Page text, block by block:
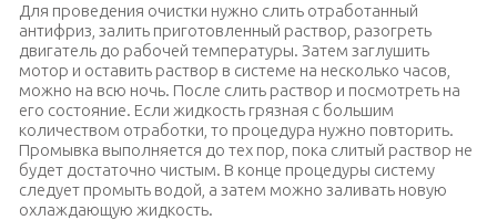
Для проведения очистки нужно слить отработанный
антифриз, залить приготовленный раствор, разогреть
двигатель до рабочей температуры. Затем заглушить
мотор и оставить раствор в системе на несколько часов,
можно на всю ночь. После слить раствор и посмотреть на
его состояние. Если жидкость грязная с большим
количеством отработки, то процедура нужно повторить.
Промывка выполняется до тех пор, пока слитый раствор не
будет достаточно чистым. В конце процедуры систему
следует промыть водой, а затем можно заливать новую
охлаждающую жидкость.